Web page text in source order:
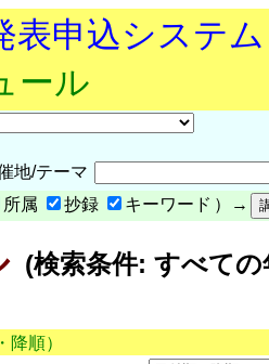
表申込システム
ール
地/テーマ
所属 抄録 キーワード ）→
(検索条件: すべての
降順）